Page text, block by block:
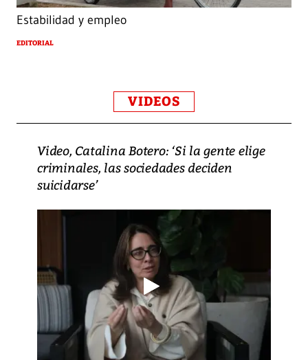
Estabilidad y empleo
EDITORIAL
VIDEOS
Video, Catalina Botero: ‘Si la gente elige
criminales, las sociedades deciden
suicidarse’